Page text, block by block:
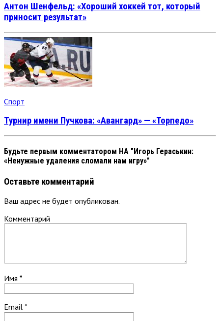
Антон Шенфельд: «Хороший хоккей тот, который
приносит результат»
Спорт
Турнир имени Пучкова: «Авангард» — «Торпедо»
Будьте первым комментатором НА "Игорь Гераськин:
«Ненужные удаления сломали нам игру»"
Оставьте комментарий
Ваш адрес не будет опубликован.
Комментарий
Имя *
Email *